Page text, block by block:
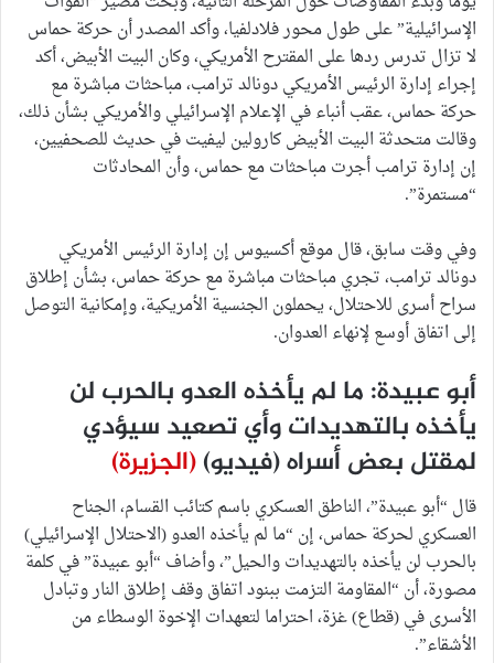
الإسرائيلية” على طول محور فلادلفيا، وأكد المصدر أن حركة حماس
لا تزال تدرس ردها على المقترح الأمريكي، وكان البيت الأبيض، أكد
إجراء إدارة الرئيس الأمريكي دونالد ترامب، مباحثات مباشرة مع
حركة حماس، عقب أنباء في الإعلام الإسرائيلي والأمريكي بشأن ذلك،
وقالت متحدثة البيت الأبيض كارولين ليفيت في حديث للصحفيين،
إن إدارة ترامب أجرت مباحثات مع حماس، وأن المحادثات
“مستمرة”.
وفي وقت سابق، قال موقع أكسيوس إن إدارة الرئيس الأمريكي
دونالد ترامب، تجري مباحثات مباشرة مع حركة حماس، بشأن إطلاق
سراح أسرى للاحتلال، يحملون الجنسية الأمريكية، وإمكانية التوصل
إلى اتفاق أوسع لإنهاء العدوان.
أبو عبيدة: ما لم يأخذه العدو بالحرب لن
يأخذه بالتهديدات وأي تصعيد سيؤدي
لمقتل بعض أسراه (فيديو)(الجزيرة)
قال “أبو عبيدة”، الناطق العسكري باسم كتائب القسام، الجناح
العسكري لحركة حماس، إن “ما لم يأخذه العدو (الاحتلال الإسرائيلي)
بالحرب لن يأخذه بالتهديدات والحيل”، وأضاف “أبو عبيدة” في كلمة
مصورة، أن “المقاومة التزمت ببنود اتفاق وقف إطلاق النار وتبادل
الأسرى في (قطاع) غزة، احتراما لتعهدات الإخوة الوسطاء من
الأشقاء”.